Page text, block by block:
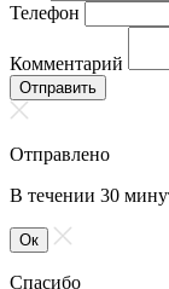
Телефон
Комментарий
Отправить
Отправлено
В течении 30
Ок
Спасибо